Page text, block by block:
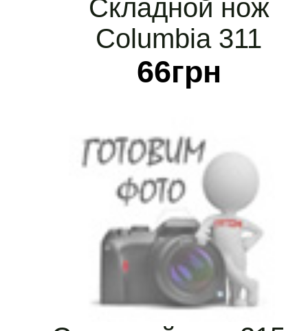
66грн
Складной нож
Columbia 311